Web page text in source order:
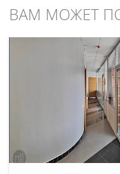
ВАМ МОЖЕТ